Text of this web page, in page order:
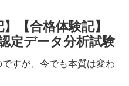
【合格体験記】
定データ分析試験
すが、今でも本質は変わ